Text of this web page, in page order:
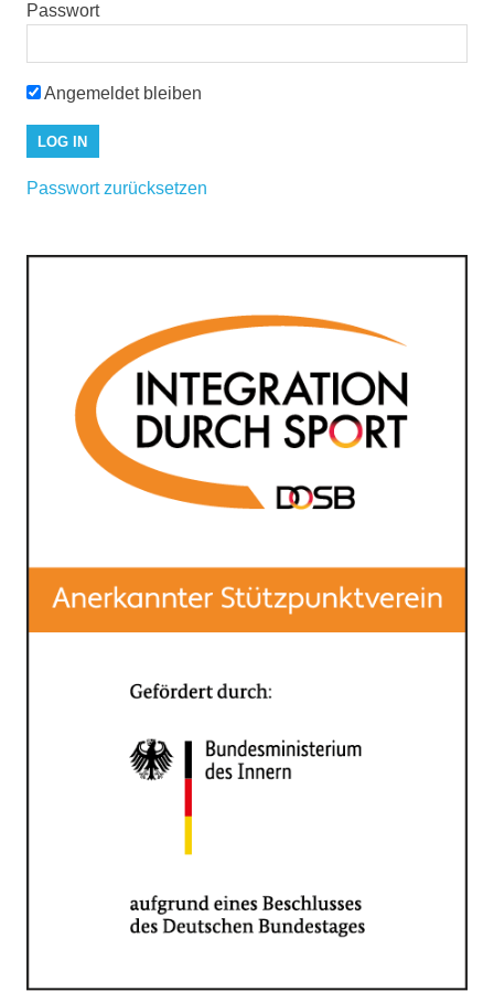
Passwort
Angemeldet bleiben
Passwort zurücksetzen